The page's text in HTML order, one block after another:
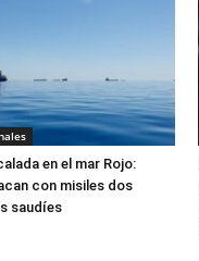
en el mar Rojo:
con misiles dos
saudíes